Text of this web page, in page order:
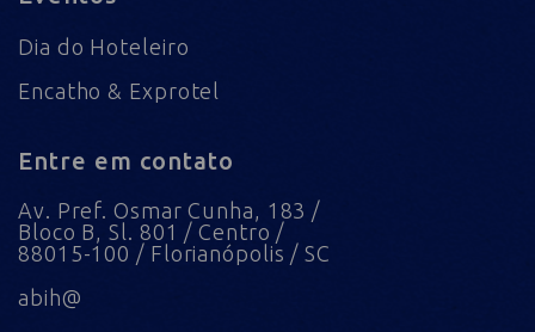
Dia do Hoteleiro
Encatho & Exprotel
Entre em contato
Av. Pref. Osmar Cunha, 183 /
Bloco B, Sl. 801 / Centro /
88015-100 / Florianópolis / SC
abih@